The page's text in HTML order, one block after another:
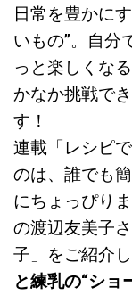
日常を豊かに
いもの”。自分
っと楽しくな
かなか挑戦で
す！
連載「レシピ
のは、誰でも
にちょっぴり
の渡辺友美子
子」をご紹介
と練乳の“ショ